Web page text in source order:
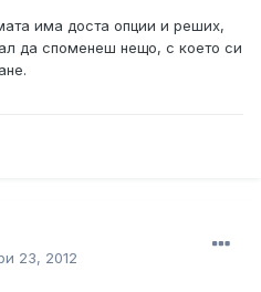
има доста опции и реших,
да споменеш нещо, с което си
23, 2012